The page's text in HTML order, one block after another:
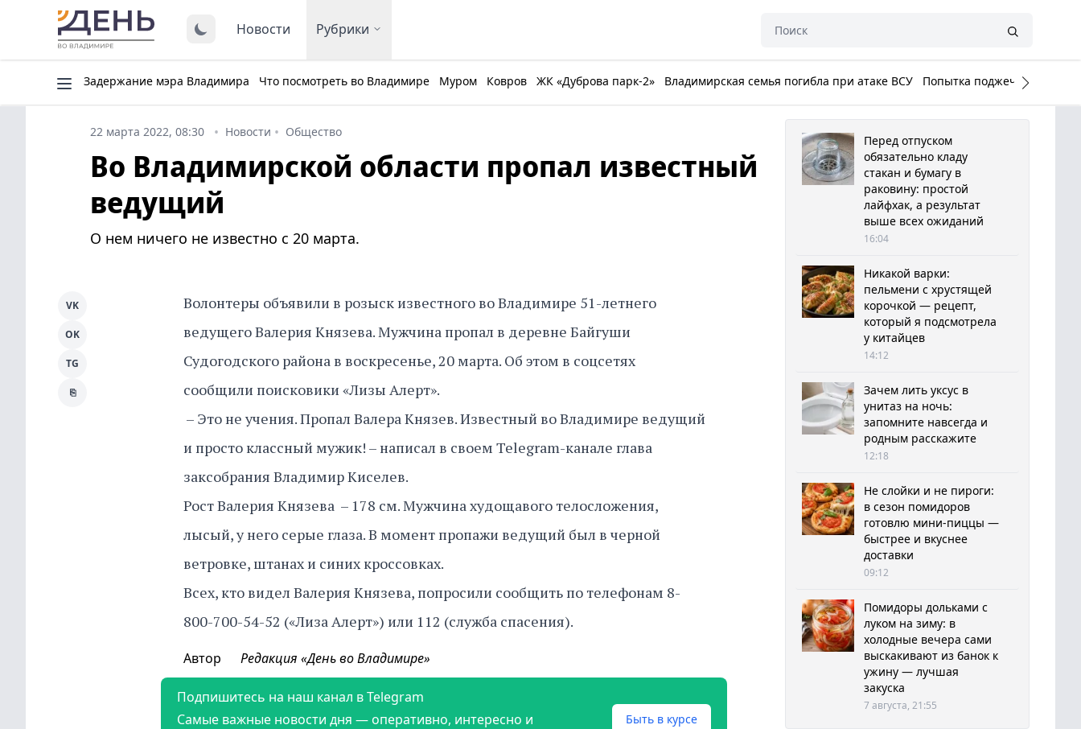
Новости Рубрики
Задержание мэра Владимира Что посмотреть во Владимире Муром Ковров ЖК «Дуброва парк-2» Владимирская семья погибла при атаке ВСУ Попытка поджечь Белый
22 марта 2022, 08:30 Новости Общество
Во Владимирской области пропал известный
ведущий
О нем ничего не известно с 20 марта.
Волонтеры объявили в розыск известного во Владимире 51-летнего
ведущего Валерия Князева. Мужчина пропал в деревне Байгуши
Судогодского района в воскресенье, 20 марта. Об этом в соцсетях
сообщили поисковики «Лизы Алерт».
– Это не учения. Пропал Валера Князев. Известный во Владимире ведущий
и просто классный мужик! – написал в своем Telegram-канале глава
заксобрания Владимир Киселев.
Рост Валерия Князева – 178 см. Мужчина худощавого телосложения,
лысый, у него серые глаза. В момент пропажи ведущий был в черной
ветровке, штанах и синих кроссовках.
Всех, кто видел Валерия Князева, попросили сообщить по телефонам 8-
800-700-54-52 («Лиза Алерт») или 112 (служба спасения).
VK
OK
TG
⎘
Автор Редакция «День во Владимире»
Подпишитесь на наш канал в Telegram
Самые важные новости дня — оперативно, интересно и
Быть в курсе
Перед отпуском
обязательно кладу
стакан и бумагу в
раковину: простой
лайфхак, а результат
выше всех ожиданий
16:04
Никакой варки:
пельмени с хрустящей
корочкой — рецепт,
который я подсмотрела
у китайцев
14:12
Зачем лить уксус в
унитаз на ночь:
запомните навсегда и
родным расскажите
12:18
Не слойки и не пироги:
в сезон помидоров
готовлю мини-пиццы —
быстрее и вкуснее
доставки
09:12
Помидоры дольками с
луком на зиму: в
холодные вечера сами
выскакивают из банок к
ужину — лучшая
закуска
7 августа, 21:55